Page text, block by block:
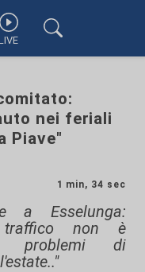
nei feriali
Piave"
1 min, 34 sec
a Esselunga:
traffico non è
problemi di